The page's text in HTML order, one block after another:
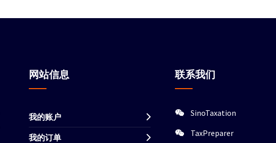
网站信息
我的账户
我的订单
联系我们
SinoTaxation
TaxPreparer